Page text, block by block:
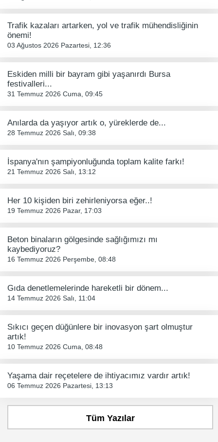
Trafik kazaları artarken, yol ve trafik mühendisliğinin
önemi!
03 Ağustos 2026 Pazartesi, 12:36
Eskiden milli bir bayram gibi yaşanırdı Bursa
festivalleri...
31 Temmuz 2026 Cuma, 09:45
Anılarda da yaşıyor artık o, yüreklerde de...
28 Temmuz 2026 Salı, 09:38
İspanya'nın şampiyonluğunda toplam kalite farkı!
21 Temmuz 2026 Salı, 13:12
Her 10 kişiden biri zehirleniyorsa eğer..!
19 Temmuz 2026 Pazar, 17:03
Beton binaların gölgesinde sağlığımızı mı
kaybediyoruz?
16 Temmuz 2026 Perşembe, 08:48
Gıda denetlemelerinde hareketli bir dönem...
14 Temmuz 2026 Salı, 11:04
Sıkıcı geçen düğünlere bir inovasyon şart olmuştur
artık!
10 Temmuz 2026 Cuma, 08:48
Yaşama dair reçetelere de ihtiyacımız vardır artık!
06 Temmuz 2026 Pazartesi, 13:13
Tüm Yazılar